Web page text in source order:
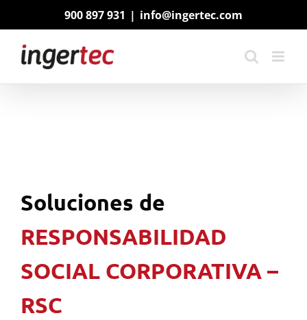
900 897 931 | info@ingertec.com
Soluciones de
RESPONSABILIDAD
SOCIAL CORPORATIVA –
RSC